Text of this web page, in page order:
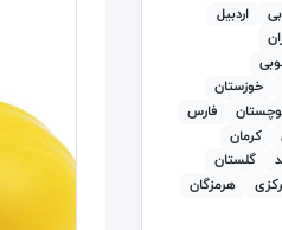
اردبيل
خوزستان
فارس
کرمان
گلستان
هرمزگان